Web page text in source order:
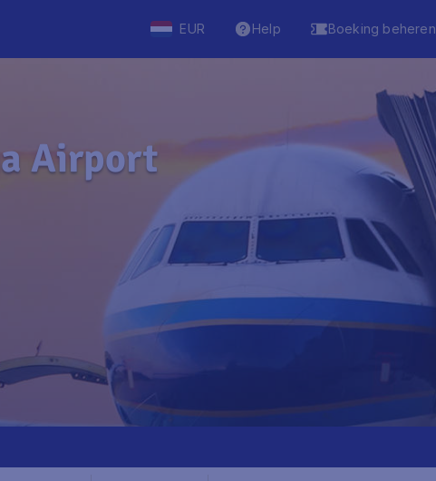
EUR Help Boeking beheren
Airport